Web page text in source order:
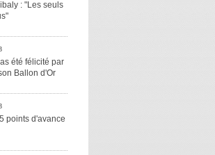
: "Les seuls
été félicité par
Ballon d'Or
points d'avance